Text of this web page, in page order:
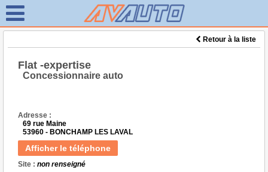
Retour à la liste
Flat -expertise
Concessionnaire auto
Adresse :
69 rue Maine
53960 - BONCHAMP LES LAVAL
Afficher le téléphone
Site : non renseigné